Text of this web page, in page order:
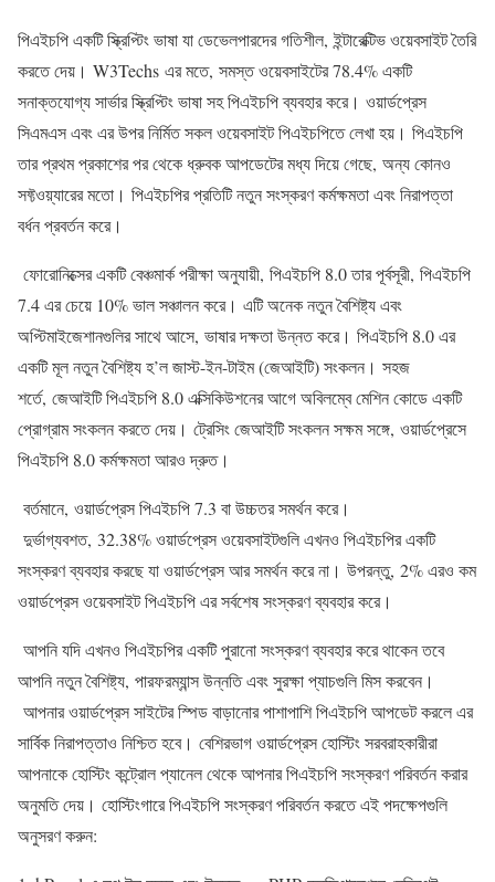
পিএইচপি একটি স্ক্রিপ্টিং ভাষা যা ডেভেলপারদের গতিশীল, ইন্টারেক্টিভ ওয়েবসাইট তৈরি
করতে দেয়। W3Techs এর মতে, সমস্ত ওয়েবসাইটের 78.4% একটি
সনাক্তযোগ্য সার্ভার স্ক্রিপ্টিং ভাষা সহ পিএইচপি ব্যবহার করে। ওয়ার্ডপ্রেস
সিএমএস এবং এর উপর নির্মিত সকল ওয়েবসাইট পিএইচপিতে লেখা হয়। পিএইচপি
তার প্রথম প্রকাশের পর থেকে ধ্রুবক আপডেটের মধ্য দিয়ে গেছে, অন্য কোনও
সফ্টওয়্যারের মতো। পিএইচপির প্রতিটি নতুন সংস্করণ কর্মক্ষমতা এবং নিরাপত্তা
বর্ধন প্রবর্তন করে।
ফোরোনিক্সের একটি বেঞ্চমার্ক পরীক্ষা অনুযায়ী, পিএইচপি 8.0 তার পূর্বসূরী, পিএইচপি
7.4 এর চেয়ে 10% ভাল সঞ্চালন করে। এটি অনেক নতুন বৈশিষ্ট্য এবং
অপ্টিমাইজেশানগুলির সাথে আসে, ভাষার দক্ষতা উন্নত করে। পিএইচপি 8.0 এর
একটি মূল নতুন বৈশিষ্ট্য হ’ল জাস্ট-ইন-টাইম (জেআইটি) সংকলন। সহজ
শর্তে, জেআইটি পিএইচপি 8.0 এক্সিকিউশনের আগে অবিলম্বে মেশিন কোডে একটি
প্রোগ্রাম সংকলন করতে দেয়। ট্রেসিং জেআইটি সংকলন সক্ষম সঙ্গে, ওয়ার্ডপ্রেসে
পিএইচপি 8.0 কর্মক্ষমতা আরও দ্রুত।
বর্তমানে, ওয়ার্ডপ্রেস পিএইচপি 7.3 বা উচ্চতর সমর্থন করে।
দুর্ভাগ্যবশত, 32.38% ওয়ার্ডপ্রেস ওয়েবসাইটগুলি এখনও পিএইচপির একটি
সংস্করণ ব্যবহার করছে যা ওয়ার্ডপ্রেস আর সমর্থন করে না। উপরন্তু, 2% এরও কম
ওয়ার্ডপ্রেস ওয়েবসাইট পিএইচপি এর সর্বশেষ সংস্করণ ব্যবহার করে।
আপনি যদি এখনও পিএইচপির একটি পুরানো সংস্করণ ব্যবহার করে থাকেন তবে
আপনি নতুন বৈশিষ্ট্য, পারফরম্যান্স উন্নতি এবং সুরক্ষা প্যাচগুলি মিস করবেন।
আপনার ওয়ার্ডপ্রেস সাইটের স্পিড বাড়ানোর পাশাপাশি পিএইচপি আপডেট করলে এর
সার্বিক নিরাপত্তাও নিশ্চিত হবে। বেশিরভাগ ওয়ার্ডপ্রেস হোস্টিং সরবরাহকারীরা
আপনাকে হোস্টিং কন্ট্রোল প্যানেল থেকে আপনার পিএইচপি সংস্করণ পরিবর্তন করার
অনুমতি দেয়। হোস্টিংগারে পিএইচপি সংস্করণ পরিবর্তন করতে এই পদক্ষেপগুলি
অনুসরণ করুন: